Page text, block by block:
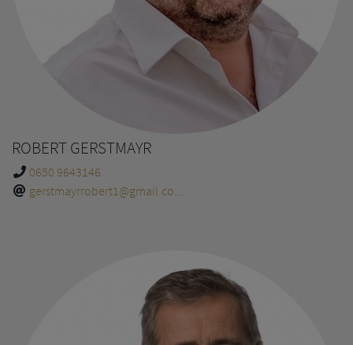
ROBERT GERSTMAYR
0650 9643146
gerstmayrrobert1@gmail.co...